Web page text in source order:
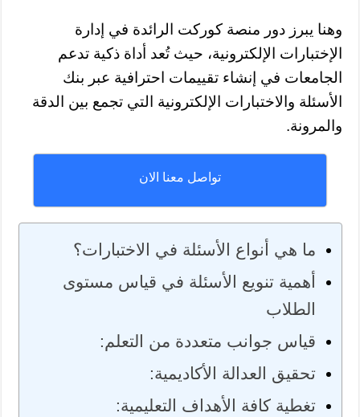
وهنا يبرز دور منصة كوركت الرائدة في إدارة
الإختبارات الإلكترونية، حيث تُعد أداة ذكية تدعم
الجامعات في إنشاء تقييمات احترافية عبر بنك
الأسئلة والاختبارات الإلكترونية التي تجمع بين الدقة
والمرونة.
تواصل معنا الان
ما هي أنواع الأسئلة في الاختبارات؟
أهمية تنويع الأسئلة في قياس مستوى
الطلاب
قياس جوانب متعددة من التعلم:
تحقيق العدالة الأكاديمية:
تغطية كافة الأهداف التعليمية: